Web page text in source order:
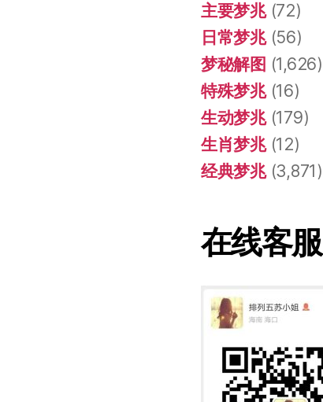
主要梦兆(72)
日常梦兆(56)
梦秘解图 (1,626)
特殊梦兆(16)
生动梦兆(179)
生肖梦兆(12)
经典梦兆(3,871)
在线客服